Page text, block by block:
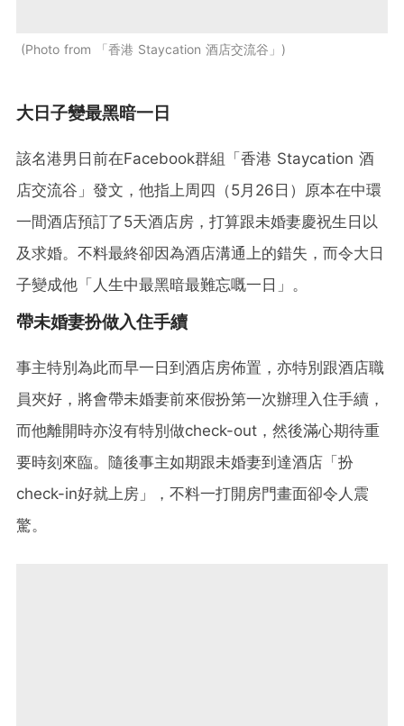
Photo from 「香港 Staycation 酒店交流谷」
大日子變最黑暗一日
該名港男日前在Facebook群組「香港 Staycation 酒
店交流谷」發文，他指上周四（5月26日）原本在中環
一間酒店預訂了5天酒店房，打算跟未婚妻慶祝生日以
及求婚。不料最終卻因為酒店溝通上的錯失，而令大日
子變成他「人生中最黑暗最難忘嘅一日」。
帶未婚妻扮做入住手續
事主特別為此而早一日到酒店房佈置，亦特別跟酒店職
員夾好，將會帶未婚妻前來假扮第一次辦理入住手續，
而他離開時亦沒有特別做check-out，然後滿心期待重
要時刻來臨。隨後事主如期跟未婚妻到達酒店「扮
check-in好就上房」，不料一打開房門畫面卻令人震
驚。